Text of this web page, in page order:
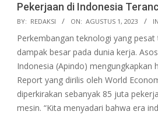
Pekerjaan di Indonesia
2023-
08-
01
BY: REDAKSI ON: AGUSTUS 1, 2023
Perkembangan teknologi yang
dampak besar pada dunia kerja.
Indonesia (Apindo) mengungkapkan
Report yang dirilis oleh World
diperkirakan sebanyak 85 juta
mesin. “Kita menyadari bahwa era